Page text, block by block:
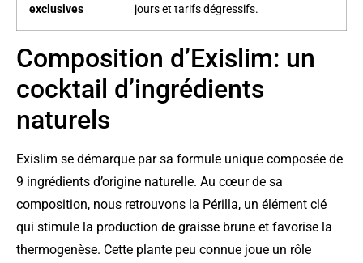
exclusives
jours et tarifs dégressifs.
Composition d’Exislim: un
cocktail d’ingrédients
naturels
Exislim se démarque par sa formule unique composée de
9 ingrédients d’origine naturelle. Au cœur de sa
composition, nous retrouvons la Périlla, un élément clé
qui stimule la production de graisse brune et favorise la
thermogenèse. Cette plante peu connue joue un rôle